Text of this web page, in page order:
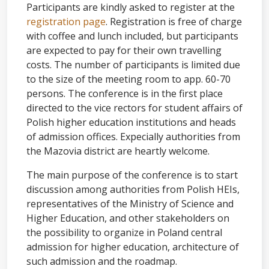
Participants are kindly asked to register at the
registration page. Registration is free of charge
with coffee and lunch included, but participants
are expected to pay for their own travelling
costs. The number of participants is limited due
to the size of the meeting room to app. 60-70
persons. The conference is in the first place
directed to the vice rectors for student affairs of
Polish higher education institutions and heads
of admission offices. Expecially authorities from
the Mazovia district are heartly welcome.
The main purpose of the conference is to start
discussion among authorities from Polish HEIs,
representatives of the Ministry of Science and
Higher Education, and other stakeholders on
the possibility to organize in Poland central
admission for higher education, architecture of
such admission and the roadmap.